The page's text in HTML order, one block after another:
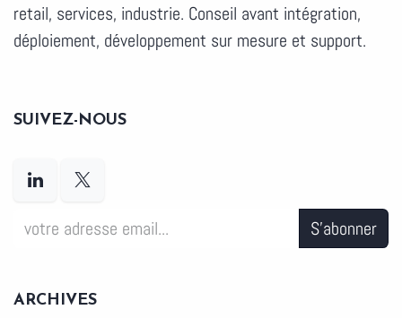
retail, services, industrie. Conseil avant intégration,
déploiement, développement sur mesure et support.
SUIVEZ-NOUS
S'abonner
ARCHIVES